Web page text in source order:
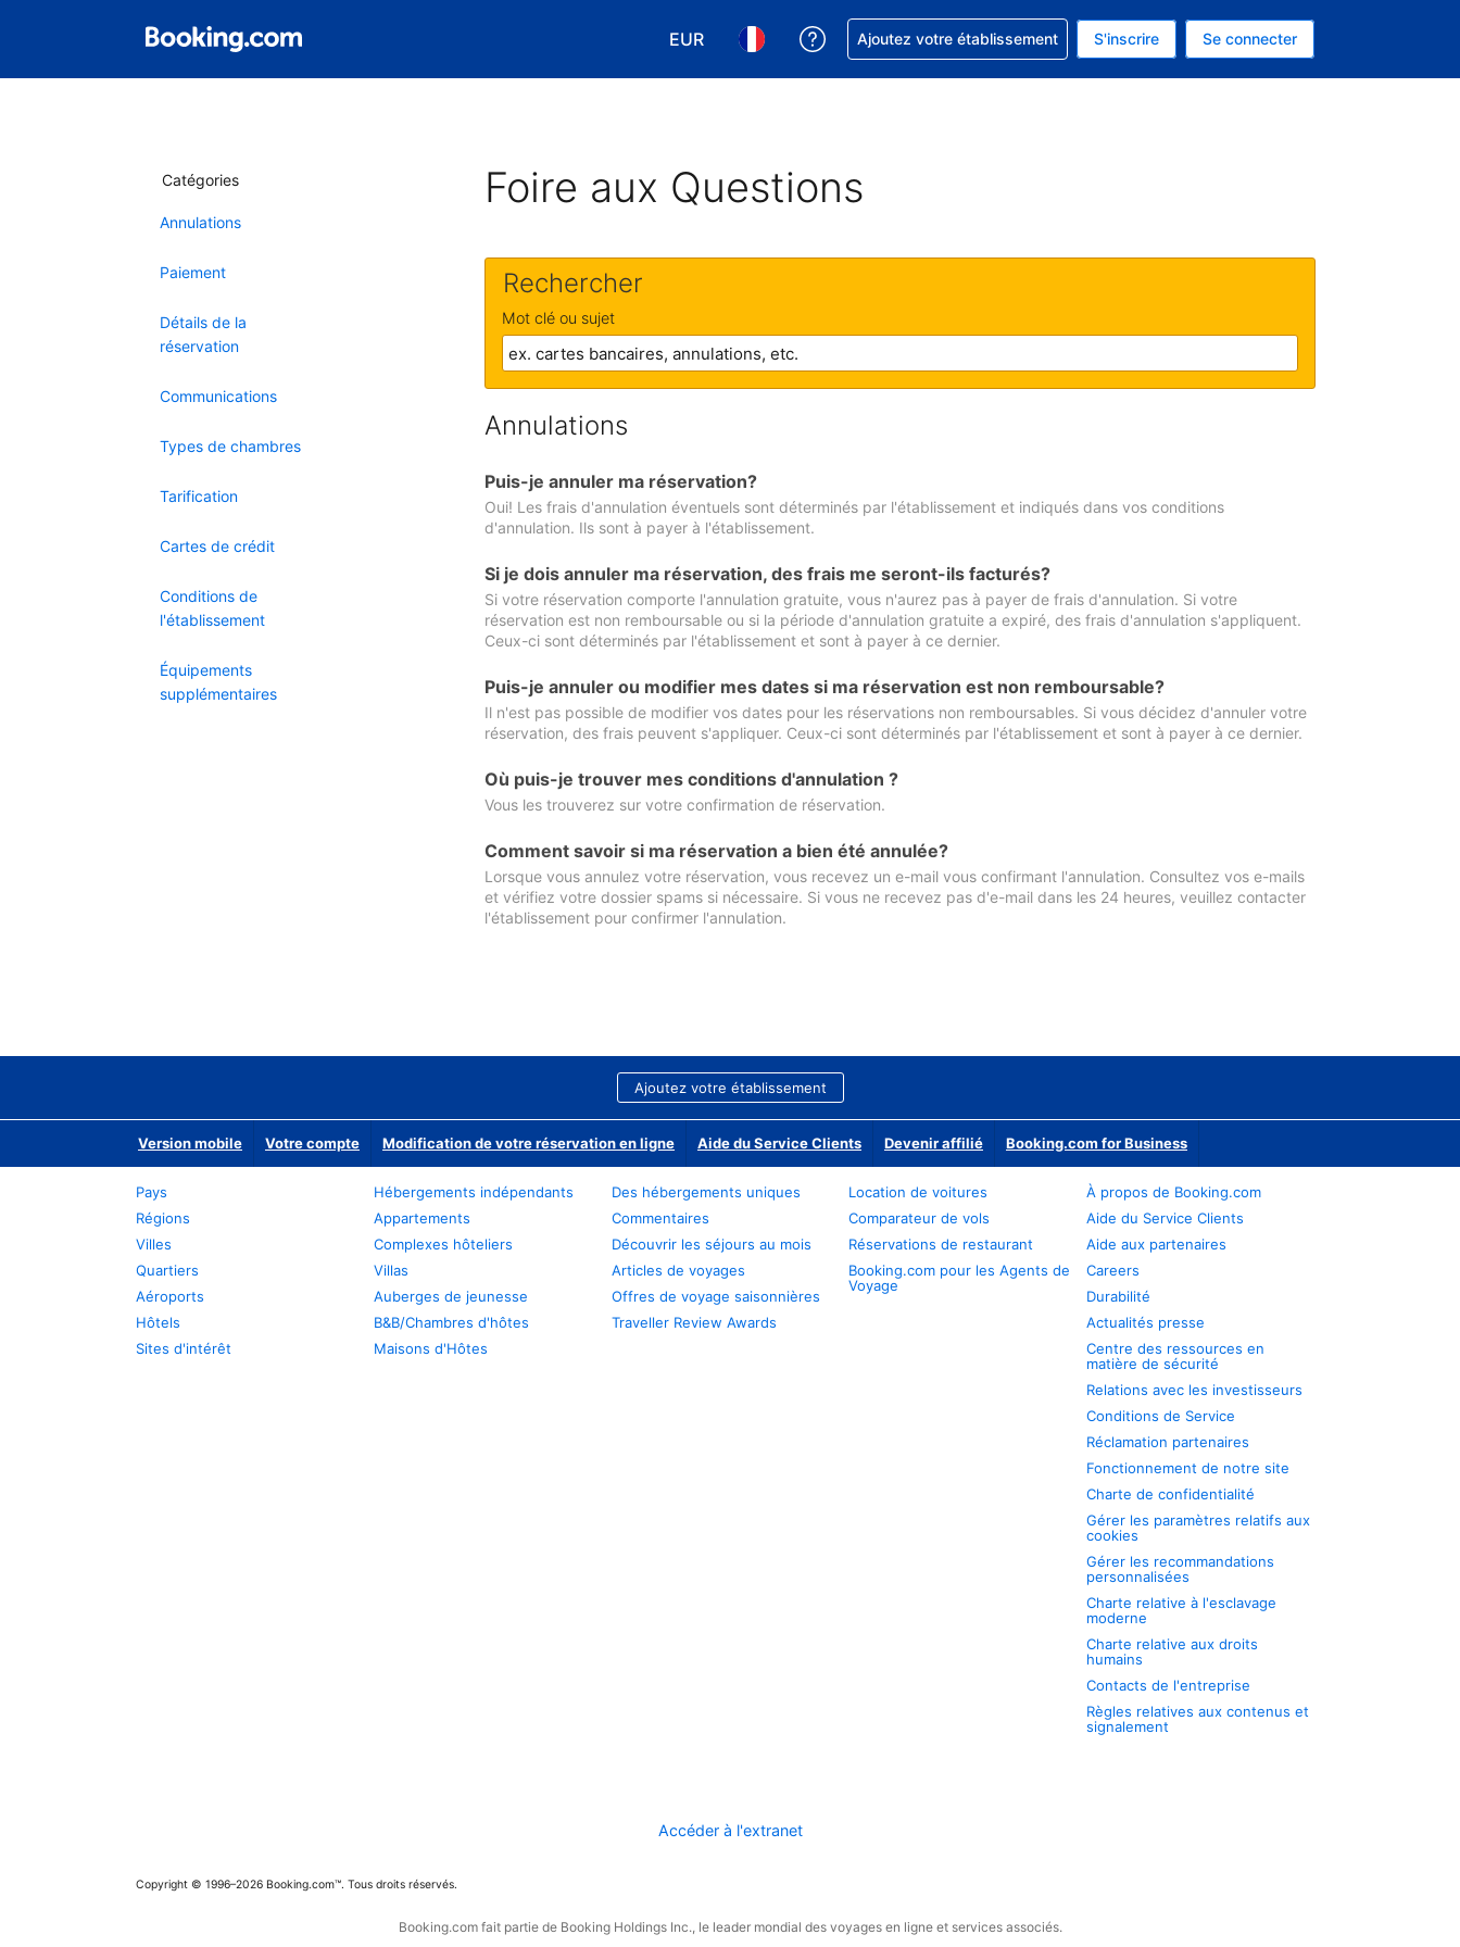
EUR
Choisissez votre devise. Votre devise actuelle est celle-ci : EUR.
Choisissez votre langue. Votre langue actuelle est celle-ci : Français.
Obtenez de l'aide concernant votre réservation
Ajoutez votre établissement S'inscrire Se connecter
Catégories
Annulations
Paiement
Détails de la
réservation
Communications
Types de chambres
Tarification
Cartes de crédit
Conditions de
l'établissement
Équipements
supplémentaires
Foire aux Questions
Rechercher
Mot clé ou sujet
Annulations
Puis-je annuler ma réservation?
Oui! Les frais d'annulation éventuels sont déterminés par l'établissement et indiqués dans vos conditions
d'annulation. Ils sont à payer à l'établissement.
Si je dois annuler ma réservation, des frais me seront-ils facturés?
Si votre réservation comporte l'annulation gratuite, vous n'aurez pas à payer de frais d'annulation. Si votre
réservation est non remboursable ou si la période d'annulation gratuite a expiré, des frais d'annulation s'appliquent.
Ceux-ci sont déterminés par l'établissement et sont à payer à ce dernier.
Puis-je annuler ou modifier mes dates si ma réservation est non remboursable?
Il n'est pas possible de modifier vos dates pour les réservations non remboursables. Si vous décidez d'annuler votre
réservation, des frais peuvent s'appliquer. Ceux-ci sont déterminés par l'établissement et sont à payer à ce dernier.
Où puis-je trouver mes conditions d'annulation ?
Vous les trouverez sur votre confirmation de réservation.
Comment savoir si ma réservation a bien été annulée?
Lorsque vous annulez votre réservation, vous recevez un e-mail vous confirmant l'annulation. Consultez vos e-mails
et vérifiez votre dossier spams si nécessaire. Si vous ne recevez pas d'e-mail dans les 24 heures, veuillez contacter
l'établissement pour confirmer l'annulation.
Ajoutez votre établissement
Version mobile Votre compte Modification de votre réservation en ligne Aide du Service Clients Devenir affilié Booking.com for Business
Pays
Régions
Villes
Quartiers
Aéroports
Hôtels
Sites d'intérêt
Hébergements indépendants
Appartements
Complexes hôteliers
Villas
Auberges de jeunesse
B&B/Chambres d'hôtes
Maisons d'Hôtes
Des hébergements uniques
Commentaires
Découvrir les séjours au mois
Articles de voyages
Offres de voyage saisonnières
Traveller Review Awards
Location de voitures
Comparateur de vols
Réservations de restaurant
Booking.com pour les Agents de
Voyage
À propos de Booking.com
Aide du Service Clients
Aide aux partenaires
Careers
Durabilité
Actualités presse
Centre des ressources en
matière de sécurité
Relations avec les investisseurs
Conditions de Service
Réclamation partenaires
Fonctionnement de notre site
Charte de confidentialité
Gérer les paramètres relatifs aux
cookies
Gérer les recommandations
personnalisées
Charte relative à l'esclavage
moderne
Charte relative aux droits
humains
Contacts de l'entreprise
Règles relatives aux contenus et
signalement
Accéder à l'extranet
Copyright © 1996–2026 Booking.com™. Tous droits réservés.
Booking.com fait partie de Booking Holdings Inc., le leader mondial des voyages en ligne et services associés.